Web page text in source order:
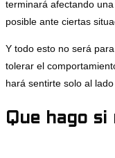
terminará afectando
posible ante ciertas
Y todo esto no será
tolerar el
hará sentirte solo al
Que hago